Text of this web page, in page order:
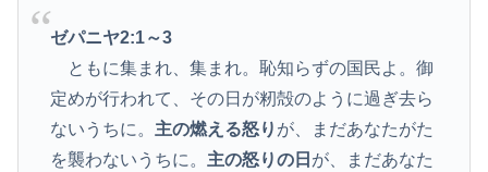
ゼパニヤ2:1～3
ともに集まれ、集まれ。恥知らずの国民よ。御
定めが行われて、その日が籾殻のように過ぎ去ら
ないうちに。 主の燃える怒り が、まだあなたがた
を襲わないうちに。 主の怒りの日 が、まだあなた